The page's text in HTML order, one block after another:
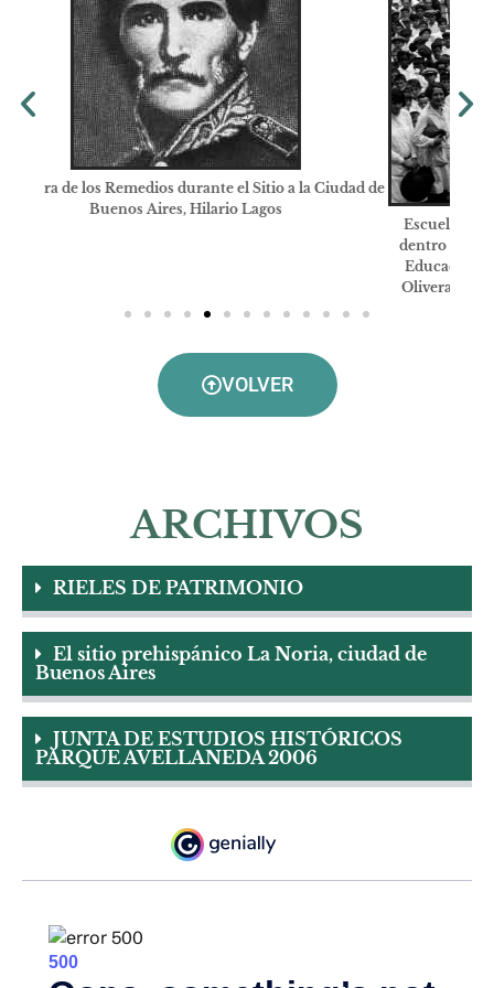
de
Escuela para Niños Débiles -1909. Fue la 1º en su estilo
dentro de la Cap.Fed. creada por el Consejo Nacional de
Educación e instalada en las tierras cedidas por al Flia.
Olivera dentro del predio de la Chacra de los Remedios
VOLVER
ARCHIVOS
RIELES DE PATRIMONIO
El sitio prehispánico La Noria, ciudad de
Buenos Aires
JUNTA DE ESTUDIOS HISTÓRICOS
PARQUE AVELLANEDA 2006